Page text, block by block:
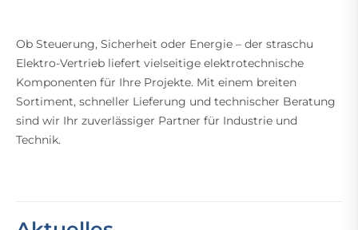
Ob Steuerung, Sicherheit oder Energie – der straschu
Elektro-Vertrieb liefert vielseitige elektrotechnische
Komponenten für Ihre Projekte. Mit einem breiten
Sortiment, schneller Lieferung und technischer Beratung
sind wir Ihr zuverlässiger Partner für Industrie und
Technik.